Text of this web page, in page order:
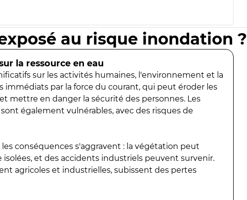
au risque inondation ?
la ressource en eau
sur les activités humaines, l'environnement et la
immédiats par la force du courant, qui peut éroder les
mettre en danger la sécurité des personnes. Les
également vulnérables, avec des risques de
conséquences s'aggravent : la végétation peut
et des accidents industriels peuvent survenir.
agricoles et industrielles, subissent des pertes